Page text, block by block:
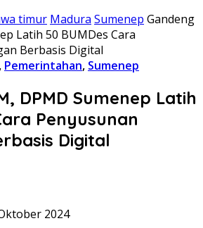
timur Madura Sumenep Gandeng
Latih 50 BUMDes Cara
Berbasis Digital
, Pemerintahan, Sumenep
DPMD Sumenep Latih
Penyusunan
Digital
2024